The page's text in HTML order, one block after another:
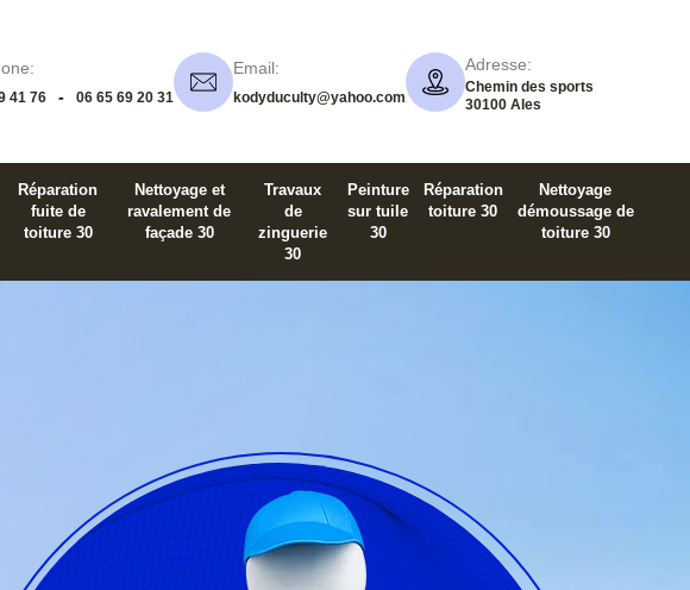
41 76 - 06 65 69 20 31
Email:
kodyduculty@yahoo.com
Adresse:
Chemin des sports
30100 Ales
Réparation
fuite de
toiture 30
Nettoyage et
ravalement de
façade 30
Travaux
de
zinguerie
30
Peinture
sur tuile
30
Réparation
toiture 30
Nettoyage
démoussage de
toiture 30